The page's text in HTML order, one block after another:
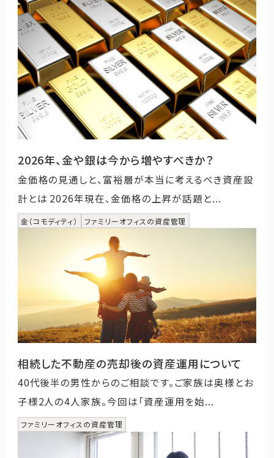
2026年、金や銀は今から増やすべきか？
金価格の見通しと、富裕層が本当に考えるべき資産設
計とは 2026年現在、金価格の上昇が話題と...
金（コモディティ） ファミリーオフィスの資産管理
相続した不動産の売却後の資産運用について
40代後半の男性からのご相談です。ご家族は奥様とお
子様2人の4人家族。今回は「資産運用を始...
ファミリーオフィスの資産管理